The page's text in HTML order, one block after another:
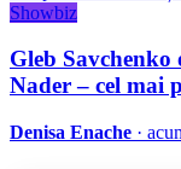
Showbiz
Gleb
Nader – cel mai
Denisa Enache ·